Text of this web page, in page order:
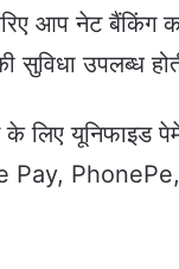
आप नेट बैंकिंग
उपलब्ध
यूनिफाइड
Pay,